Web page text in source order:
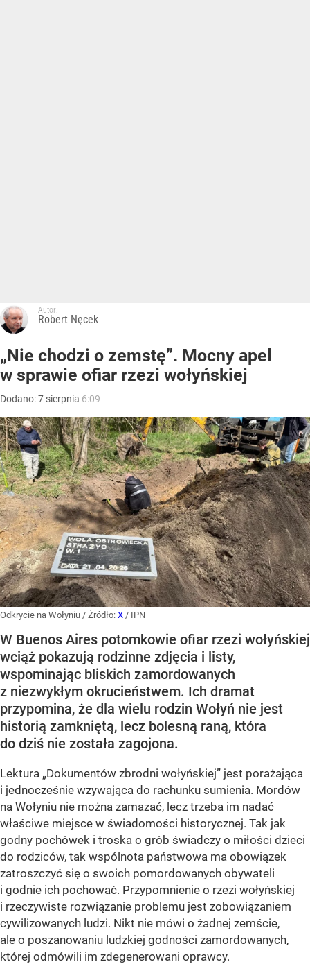
Autor:
Robert Nęcek
„Nie chodzi o zemstę”. Mocny apel
w sprawie ofiar rzezi wołyńskiej
Dodano:7 sierpnia 6:09
Odkrycie na Wołyniu / Źródło: X / IPN
W Buenos Aires potomkowie ofiar rzezi wołyńskiej
wciąż pokazują rodzinne zdjęcia i listy,
wspominając bliskich zamordowanych
z niezwykłym okrucieństwem. Ich dramat
przypomina, że dla wielu rodzin Wołyń nie jest
historią zamkniętą, lecz bolesną raną, która
do dziś nie została zagojona.
Lektura „Dokumentów zbrodni wołyńskiej” jest porażająca
i jednocześnie wzywająca do rachunku sumienia. Mordów
na Wołyniu nie można zamazać, lecz trzeba im nadać
właściwe miejsce w świadomości historycznej. Tak jak
godny pochówek i troska o grób świadczy o miłości dzieci
do rodziców, tak wspólnota państwowa ma obowiązek
zatroszczyć się o swoich pomordowanych obywateli
i godnie ich pochować. Przypomnienie o rzezi wołyńskiej
i rzeczywiste rozwiązanie problemu jest zobowiązaniem
cywilizowanych ludzi. Nikt nie mówi o żadnej zemście,
ale o poszanowaniu ludzkiej godności zamordowanych,
której odmówili im zdegenerowani oprawcy.